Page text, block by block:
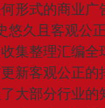
形式的商业广
悠久且客观公
集整理汇编
新客观公正
大部分行业